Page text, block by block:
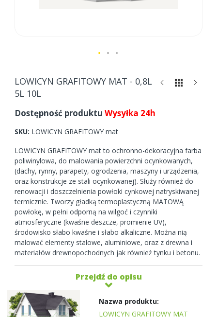
the
beginning
the
gallery
LOWICYN GRAFITOWY MAT - 0,8L
5L 10L
Dostępność produktu Wysyłka 24h
SKU LOWICYN GRAFITOWY mat
LOWICYN GRAFITOWY mat to ochronno-dekoracyjna farba
poliwinylowa, do malowania powierzchni ocynkowanych,
(dachy, rynny, parapety, ogrodzenia, maszyny i urządzenia,
oraz konstrukcje ze stali ocynkowanej). Służy również do
renowacji i doszczelnienia powłoki cynkowej natryskiwanej
termicznie. Tworzy gładką termoplastyczną MATOWĄ
powłokę, w pełni odporną na wilgoć i czynniki
atmosferyczne (kwaśne deszcze, promienie UV),
środowisko słabo kwaśne i słabo alkaliczne. Można nią
malować elementy stalowe, aluminiowe, oraz z drewna i
materiałów drewnopochodnych jak również tynku i betonu.
Przejdź do opisu
Elementy
produktów
grupowanych
LOWICYN GRAFITOWY MAT